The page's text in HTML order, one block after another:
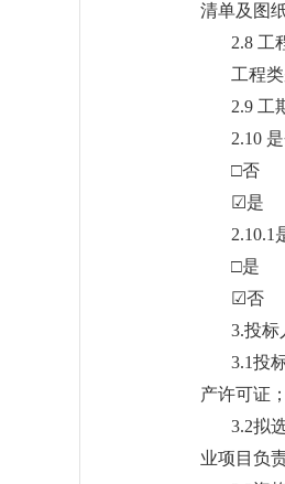
清单及图
2.8 工
工程
2.9 工
2.10
□否
☑是
2.10.1
□是
☑否
3.投标
3.1投
产许可证；
3.2拟
业项目负